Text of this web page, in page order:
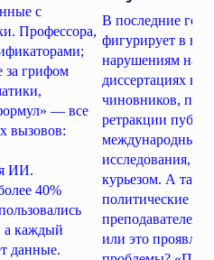
с
Профессора,
за грифом
— все
вызовов:
ИИ.
40%
а каждый
данные.
В последние
фигурирует в
нарушениям
диссертациях
чиновников,
ретракции
международные
исследования,
курьезом. А
политические
преподавателей.
или это